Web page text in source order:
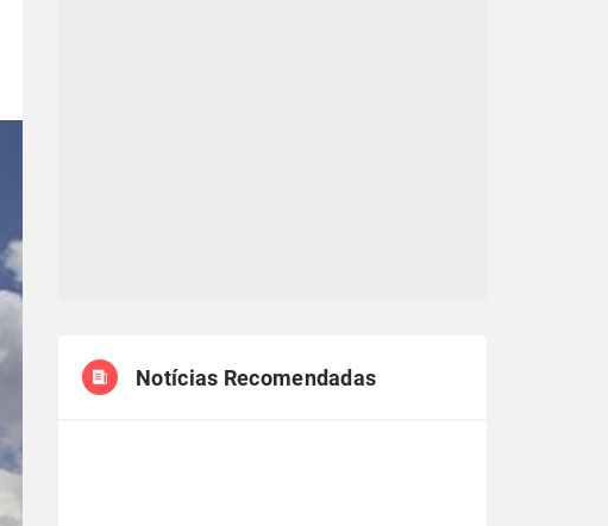
Notícias Recomendadas